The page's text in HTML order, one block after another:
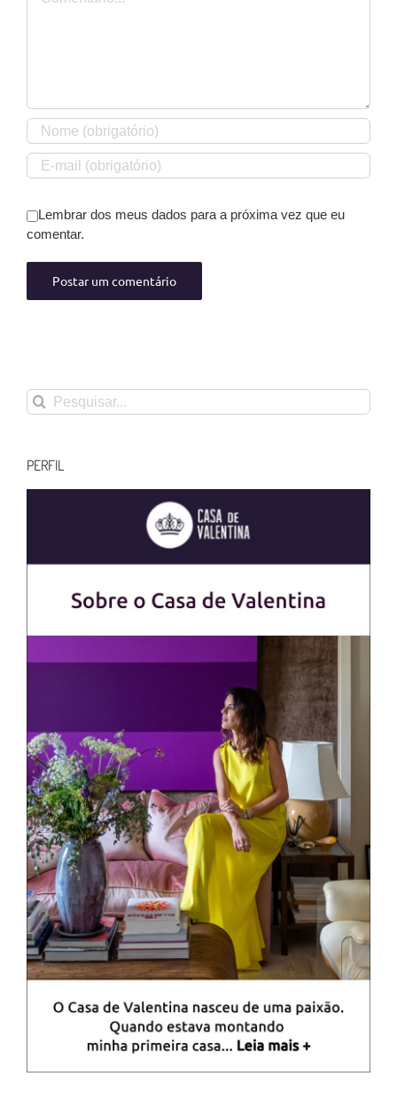
Lembrar dos meus dados para a próxima vez que eu
comentar.
Buscar
resultados
PERFIL